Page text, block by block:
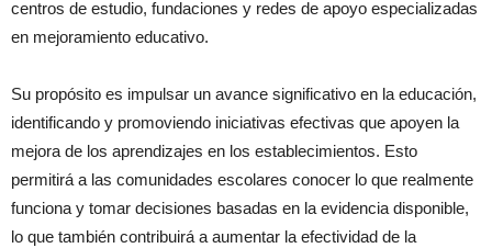
centros de estudio, fundaciones y redes de apoyo especializadas
en mejoramiento educativo.
Su propósito es impulsar un avance significativo en la educación,
identificando y promoviendo iniciativas efectivas que apoyen la
mejora de los aprendizajes en los establecimientos. Esto
permitirá a las comunidades escolares conocer lo que realmente
funciona y tomar decisiones basadas en la evidencia disponible,
lo que también contribuirá a aumentar la efectividad de la